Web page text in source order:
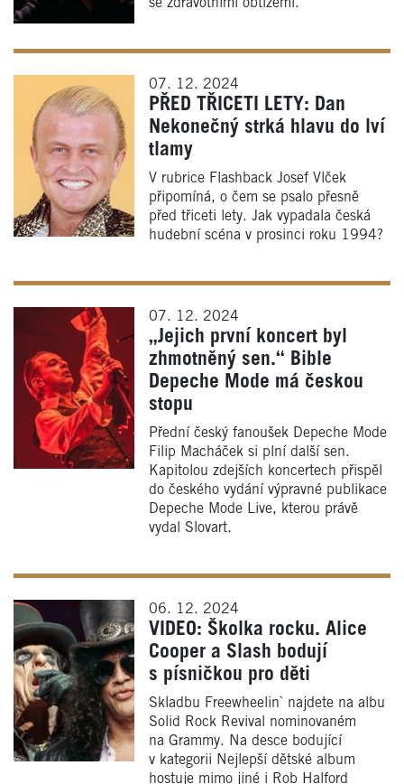
se zdravotními obtížemi.
07. 12. 2024
PŘED TŘICETI LETY: Dan
Nekonečný strká hlavu do lví
tlamy
V rubrice Flashback Josef Vlček
připomíná, o čem se psalo přesně
před třiceti lety. Jak vypadala česká
hudební scéna v prosinci roku 1994?
07. 12. 2024
„Jejich první koncert byl
zhmotněný sen.“ Bible
Depeche Mode má českou
stopu
Přední český fanoušek Depeche Mode
Filip Macháček si plní další sen.
Kapitolou zdejších koncertech přispěl
do českého vydání výpravné publikace
Depeche Mode Live, kterou právě
vydal Slovart.
06. 12. 2024
VIDEO: Školka rocku. Alice
Cooper a Slash bodují
s písničkou pro děti
Skladbu Freewheelin` najdete na albu
Solid Rock Revival nominovaném
na Grammy. Na desce bodující
v kategorii Nejlepší dětské album
hostuje mimo jiné i Rob Halford